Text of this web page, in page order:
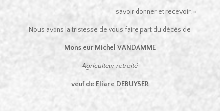
savoir donner et recevoir. »
Nous avons la tristesse de vous faire part du décès de
Monsieur Michel VANDAMME
Agriculteur retraité
veuf de Eliane DEBUYSER